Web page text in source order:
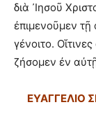
διὰ ᾿Ιησοῦ
ἐπιμενοῦμεν
γένοιτο.
ζήσομεν ἐν
ΕΥΑΓΓΕΛΙΟ